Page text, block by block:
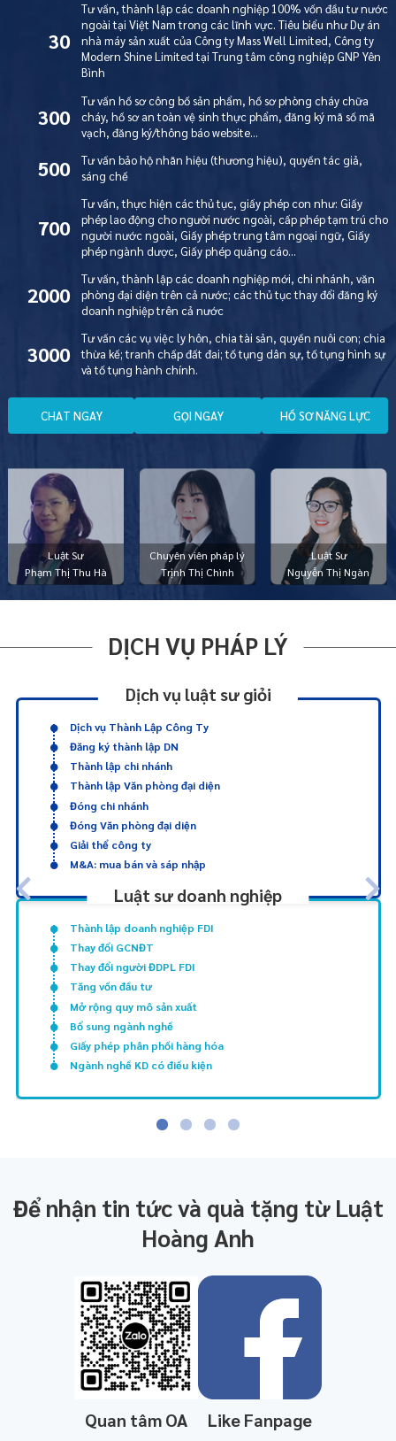
Luật Sư
Phạm Thị Thu Hà
Chuyên viên pháp lý
Trịnh Thị Chình
Luật Sư
Nguyễn Thị Ngàn
30
Tư vấn, thành lập các doanh nghiệp 100% vốn đầu tư nước
ngoài tại Việt Nam trong các lĩnh vực. Tiêu biểu như Dự án
nhà máy sản xuất của Công ty Mass Well Limited, Công ty
Modern Shine Limited tại Trung tâm công nghiệp GNP Yên
Bình
300
Tư vấn hồ sơ công bố sản phẩm, hồ sơ phòng cháy chữa
cháy, hồ sơ an toàn vệ sinh thực phẩm, đăng ký mã số mã
vạch, đăng ký/thông báo website…
500
Tư vấn bảo hộ nhãn hiệu (thương hiệu), quyền tác giả,
sáng chế
700
Tư vấn, thực hiện các thủ tục, giấy phép con như: Giấy
phép lao động cho người nước ngoài, cấp phép tạm trú cho
người nước ngoài, Giấy phép trung tâm ngoại ngữ, Giấy
phép ngành dược, Giấy phép quảng cáo…
2000
Tư vấn, thành lập các doanh nghiệp mới, chi nhánh, văn
phòng đại diện trên cả nước; các thủ tục thay đổi đăng ký
doanh nghiệp trên cả nước
3000
Tư vấn các vụ việc ly hôn, chia tài sản, quyền nuôi con; chia
thừa kế; tranh chấp đất đai; tố tụng dân sự, tố tụng hình sự
và tố tụng hành chính.
CHAT NGAY GỌI NGAY HỒ SƠ NĂNG LỰC
DỊCH VỤ PHÁP LÝ
Dịch vụ luật sư giỏi
Dịch vụ Thành Lập Công Ty
Đăng ký thành lập DN
Thành lập chi nhánh
Thành lập Văn phòng đại diện
Đóng chi nhánh
Đóng Văn phòng đại diện
Giải thể công ty
M&A: mua bán và sáp nhập
Luật sư doanh nghiệp
Thành lập doanh nghiệp FDI
Thay đổi GCNĐT
Thay đổi người ĐDPL FDI
Tăng vốn đầu tư
Mở rộng quy mô sản xuất
Bổ sung ngành nghề
Giấy phép phân phối hàng hóa
Ngành nghề KD có điều kiện
Để nhận tin tức và quà tặng từ Luật
Hoàng Anh
Quan tâm OA Like Fanpage